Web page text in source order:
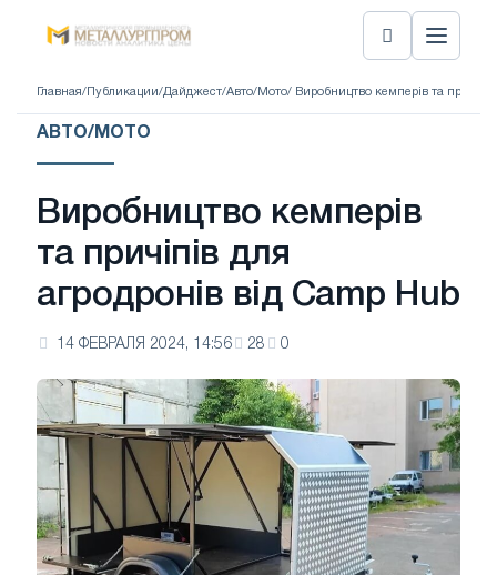
Главная/ Публикации/Дайджест/Авто/Мото/ Виробництво кемперів та
АВТО/МОТО
Виробництво кемперів
та причіпів для
агродронів від Camp Hub
14 ФЕВРАЛЯ 2024, 14:56 28 0